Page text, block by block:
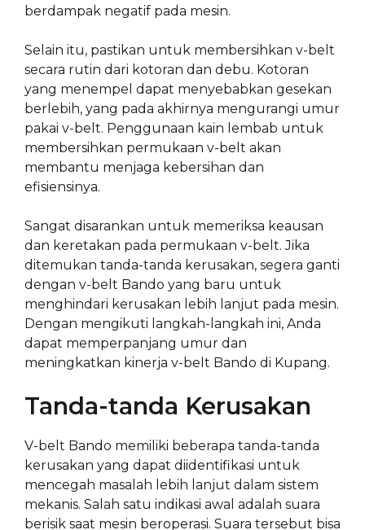
berdampak negatif pada mesin.
Selain itu, pastikan untuk membersihkan v-belt
secara rutin dari kotoran dan debu. Kotoran
yang menempel dapat menyebabkan gesekan
berlebih, yang pada akhirnya mengurangi umur
pakai v-belt. Penggunaan kain lembab untuk
membersihkan permukaan v-belt akan
membantu menjaga kebersihan dan
efisiensinya.
Sangat disarankan untuk memeriksa keausan
dan keretakan pada permukaan v-belt. Jika
ditemukan tanda-tanda kerusakan, segera ganti
dengan v-belt Bando yang baru untuk
menghindari kerusakan lebih lanjut pada mesin.
Dengan mengikuti langkah-langkah ini, Anda
dapat memperpanjang umur dan
meningkatkan kinerja v-belt Bando di Kupang.
Tanda-tanda Kerusakan
V-belt Bando memiliki beberapa tanda-tanda
kerusakan yang dapat diidentifikasi untuk
mencegah masalah lebih lanjut dalam sistem
mekanis. Salah satu indikasi awal adalah suara
berisik saat mesin beroperasi. Suara tersebut bisa